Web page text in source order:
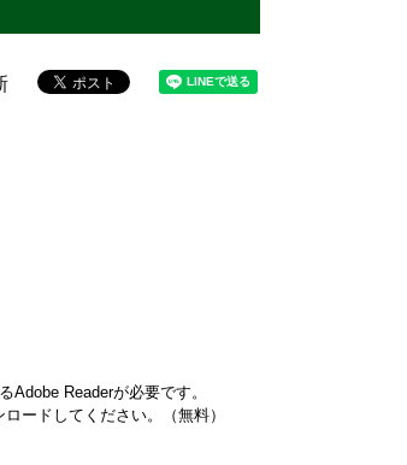
Adobe Readerが必要です。
ードしてください。（無料）